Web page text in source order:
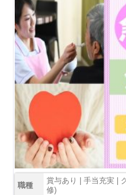
職種
賞与あり | 手当充実 |
修)